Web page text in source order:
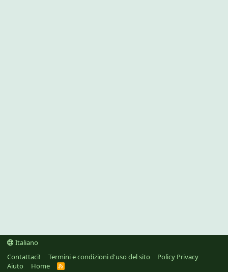
Italiano
Contattaci!
Termini e condizioni d'uso del sito
Policy Privacy
Aiuto
Home
R